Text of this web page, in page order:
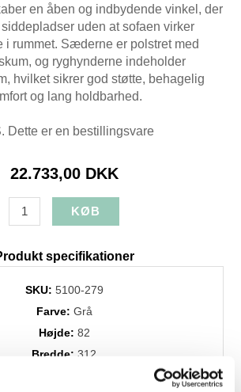
en åben og indbydende vinkel, der
uden at sofaen virker
i rummet. Sæderne er polstret med
og ryghynderne indeholder
hvilket sikrer god støtte, behagelig
og lang holdbarhed.
Dette er en bestillingsvare
22.733,00 DKK
specifikationer
SKU: 5100-279
Farve: Grå
Højde: 82
Bredde: 312